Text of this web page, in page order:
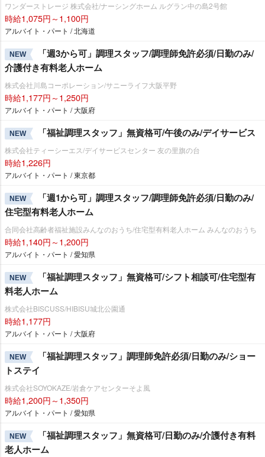
ワンダーストレージ 株式会社/ナーシングホーム ルグラン中の島2号館
時給1,075円～1,100円
アルバイト・パート / 北海道
NEW
「週3から可」調理スタッフ/調理師免許必須/日勤のみ/
介護付き有料老人ホーム
株式会社川島コーポレーション/サニーライフ大阪平野
時給1,177円～1,250円
アルバイト・パート / 大阪府
NEW 「福祉調理スタッフ」無資格可/午後のみ/デイサービス
株式会社ティーシーエス/デイサービスセンター 友の里旗の台
時給1,226円
アルバイト・パート / 東京都
NEW
「週1から可」調理スタッフ/調理師免許必須/日勤のみ/
住宅型有料老人ホーム
合同会社高齢者福祉施設みんなのおうち/住宅型有料老人ホーム みんなのおうち
時給1,140円～1,200円
アルバイト・パート / 愛知県
NEW
「福祉調理スタッフ」無資格可/シフト相談可/住宅型有
料老人ホーム
株式会社BISCUSS/HIBISU城北公園通
時給1,177円
アルバイト・パート / 大阪府
NEW
「福祉調理スタッフ」調理師免許必須/日勤のみ/ショー
トステイ
株式会社SOYOKAZE/岩倉ケアセンターそよ風
時給1,200円～1,350円
アルバイト・パート / 愛知県
NEW
「福祉調理スタッフ」無資格可/日勤のみ/介護付き有料
老人ホーム